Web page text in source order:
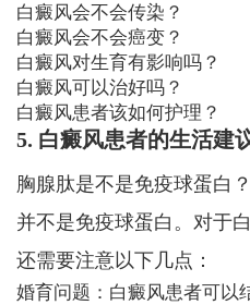
白癜风会不会传染？
白癜风会不会癌变？
白癜风对生育有影响吗？
白癜风可以治好吗？
白癜风患者该如何护理？
5. 白癜风患者的生活建
胸腺肽是不是免疫球蛋白
并不是免疫球蛋白。对于
还需要注意以下几点：
婚育问题：白癜风患者可以